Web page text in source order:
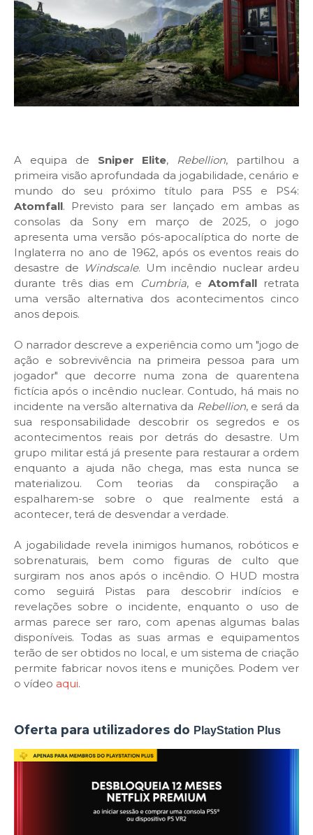
A equipa de Sniper Elite, Rebellion, partilhou a
primeira visão aprofundada da jogabilidade, cenário e
mundo do seu próximo título para PS5 e PS4:
Atomfall. Previsto para ser lançado em ambas as
consolas da Sony em março de 2025, o jogo
apresenta uma versão pós-apocalíptica do norte de
Inglaterra no ano de 1962, após os eventos reais do
desastre de Windscale. Um incêndio nuclear ardeu
durante três dias em
Cumbria, e Atomfall retrata
uma versão alternativa dos acontecimentos cinco
anos depois.
O narrador descreve a experiência como um "jogo de
ação e sobrevivência na primeira pessoa para um
jogador" que decorre numa zona de quarentena
fictícia após o incêndio nuclear. Contudo, há mais no
incidente na versão alternativa da Rebellion, e será da
sua responsabilidade descobrir os segredos e os
acontecimentos reais por detrás do desastre. Um
grupo militar está já presente para restaurar a ordem
enquanto a ajuda não chega, mas esta nunca se
materializou. Com teorias da conspiração a
espalharem-se sobre o que realmente está a
acontecer, terá de desvendar a verdade.
A jogabilidade revela inimigos humanos, robóticos e
sobrenaturais, bem como figuras de culto que
surgiram nos anos após o incêndio. O HUD mostra
como seguirá Pistas para descobrir indícios e
revelações sobre o incidente, enquanto o uso de
armas parece ser raro, com apenas algumas balas
disponíveis. Todas as suas armas e equipamentos
terão de ser obtidos no local, e um sistema de criação
permite fabricar novos itens e munições. Podem ver
o vídeo aqui.
Oferta para utilizadores do PlayStation Plus